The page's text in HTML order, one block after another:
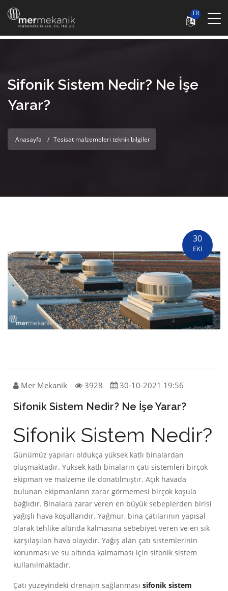
TR
Sifonik Sistem Nedir? Ne İşe
Yarar?
Anasayfa Tesisat malzemeleri teknik bilgiler
30
EKİ
Mer Mekanik 3928 30-10-2021 19:56
Sifonik Sistem Nedir? Ne İşe Yarar?
Sifonik Sistem Nedir?
Günümüz yapıları oldukça yüksek katlı binalardan
oluşmaktadır. Yüksek katlı binaların çatı sistemleri birçok
ekipman ve malzeme ile donatılmıştır. Açık havada
bulunan ekipmanların zarar görmemesi birçok koşula
bağlıdır. Binalara zarar veren en büyük sebeplerden birisi
yağışlı hava koşullarıdır. Yağmur, bina çatılarının yapısal
olarak tehlike altında kalmasına sebebiyet veren ve en sık
karşılaşılan hava olayıdır. Yağış alan çatı sistemlerinin
korunması ve su altında kalmaması için sifonik sistem
kullanılmaktadır.
Çatı yüzeyindeki drenajın sağlanması sifonik sistem